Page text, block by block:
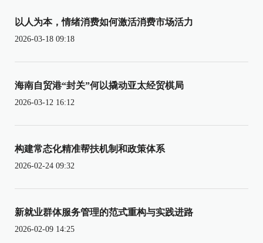
以人为本，情绪消费如何激活消费市场活力
2026-03-18 09:18
海南自贸港“封关”何以撬动亚太经贸棋局
2026-03-12 16:12
构建常态化精准帮扶机制和政策体系
2026-02-24 09:32
新就业群体服务管理的范式重构与实践进路
2026-02-09 14:25